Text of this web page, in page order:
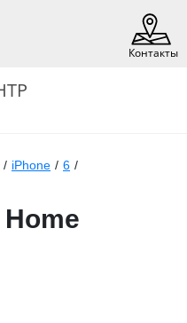
Контакты
/ iPhone / 6 /